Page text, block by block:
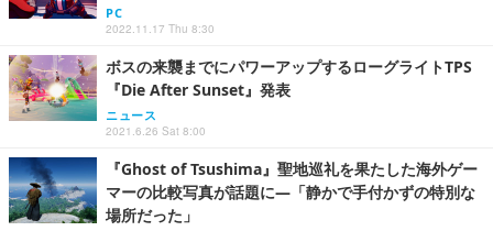
PC
2022.11.17 Thu 8:30
ボスの来襲までにパワーアップするローグライトTPS
『Die After Sunset』発表
ニュース
2021.6.26 Sat 8:00
『Ghost of Tsushima』聖地巡礼を果たした海外ゲー
マーの比較写真が話題に―「静かで手付かずの特別な
場所だった」